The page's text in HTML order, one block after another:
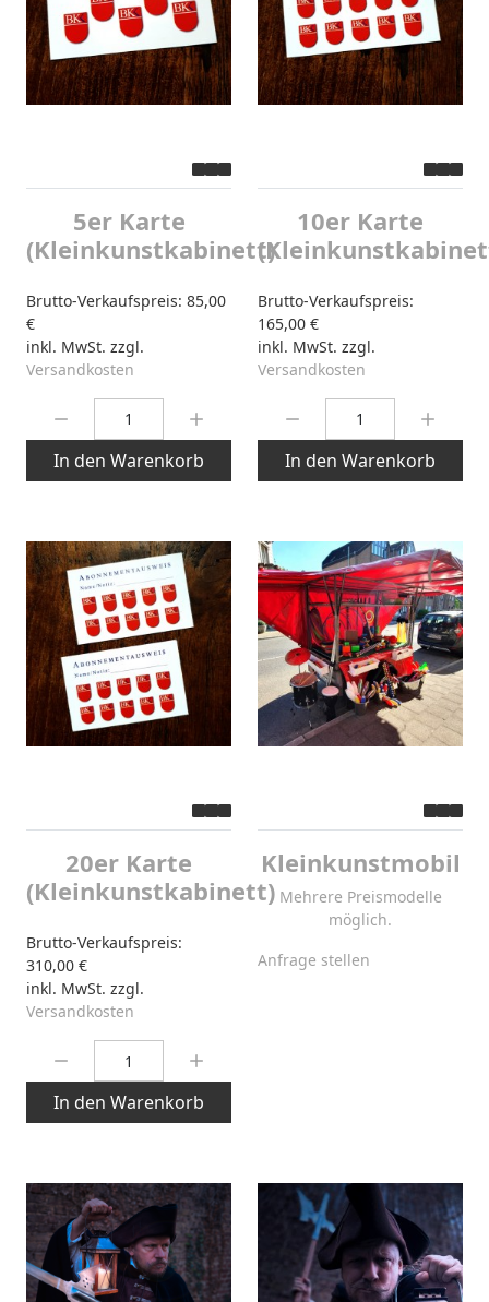
5er Karte
(Kleinkunstkabinett)
Brutto-Verkaufspreis: 85,00
€
inkl. MwSt. zzgl.
Versandkosten
In den Warenkorb
10er Karte
Brutto-Verkaufspreis:
165,00 €
inkl. MwSt. zzgl.
Versandkosten
In den Warenkorb
20er Karte
(Kleinkunstkabinett)
Brutto-Verkaufspreis:
310,00 €
inkl. MwSt. zzgl.
Versandkosten
In den Warenkorb
Kleinkunstmobil
Mehrere Preismodelle
möglich.
Anfrage stellen